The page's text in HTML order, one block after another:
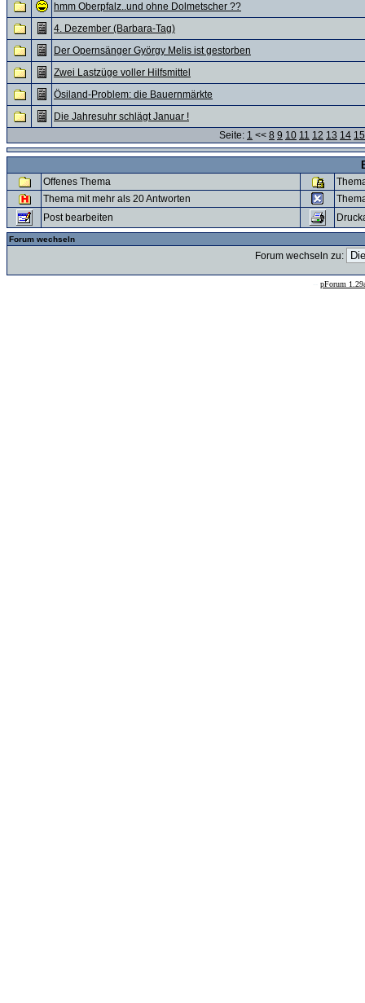
hmm Oberpfalz..und ohne Dolmetscher ??
4. Dezember (Barbara-Tag)
Der Opernsänger György Melis ist gestorben
Zwei Lastzüge voller Hilfsmittel
Ösiland-Problem: die Bauernmärkte
Die Jahresuhr schlägt Januar !
Seite: 1 << 8 9 10 11 12 13 14 15
Offenes Thema
Thema mit mehr als 20 Antworten
Post bearbeiten
Forum wechseln
Forum wechseln zu:
pForum